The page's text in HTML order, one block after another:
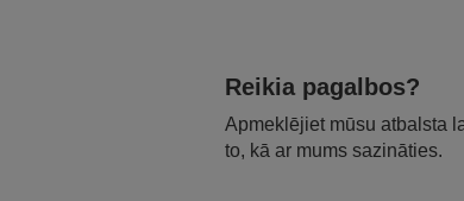
Reikia pagalbos?
Apmeklējiet mūsu atbalsta
to, kā ar mums sazināties.